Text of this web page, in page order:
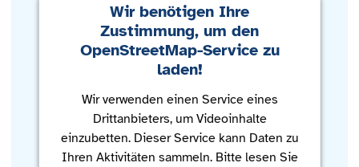
Wir benötigen Ihre
Zustimmung, um den
OpenStreetMap-Service zu
laden!
Wir verwenden einen Service eines
Drittanbieters, um Videoinhalte
einzubetten. Dieser Service kann Daten zu
Ihren Aktivitäten sammeln. Bitte lesen Sie